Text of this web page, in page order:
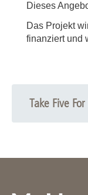
Dieses
Das Projekt
finanziert und
Take Five